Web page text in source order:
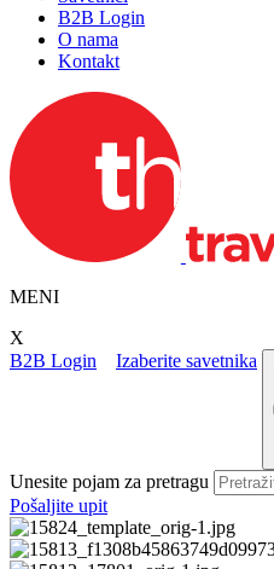
B2B Login
O nama
Kontakt
MENI
X
B2B Login
Izaberite savetnika
Unesite pojam za pretragu
Pošaljite upit